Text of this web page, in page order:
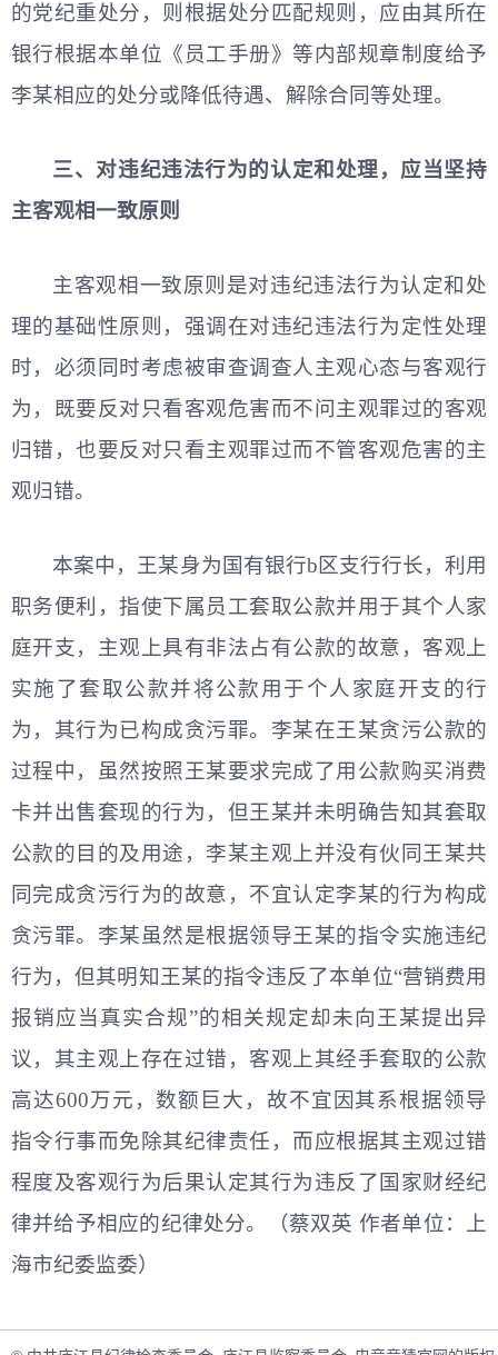
的党纪重处分，则根据处分匹配规则，应由其所在
银行根据本单位《员工手册》等内部规章制度给予
李某相应的处分或降低待遇、解除合同等处理。
三、对违纪违法行为的认定和处理，应当坚持
主客观相一致原则
主客观相一致原则是对违纪违法行为认定和处
理的基础性原则，强调在对违纪违法行为定性处理
时，必须同时考虑被审查调查人主观心态与客观行
为，既要反对只看客观危害而不问主观罪过的客观
归错，也要反对只看主观罪过而不管客观危害的主
观归错。
本案中，王某身为国有银行b区支行行长，利用
职务便利，指使下属员工套取公款并用于其个人家
庭开支，主观上具有非法占有公款的故意，客观上
实施了套取公款并将公款用于个人家庭开支的行
为，其行为已构成贪污罪。李某在王某贪污公款的
过程中，虽然按照王某要求完成了用公款购买消费
卡并出售套现的行为，但王某并未明确告知其套取
公款的目的及用途，李某主观上并没有伙同王某共
同完成贪污行为的故意，不宜认定李某的行为构成
贪污罪。李某虽然是根据领导王某的指令实施违纪
行为，但其明知王某的指令违反了本单位“营销费用
报销应当真实合规”的相关规定却未向王某提出异
议，其主观上存在过错，客观上其经手套取的公款
高达600万元，数额巨大，故不宜因其系根据领导
指令行事而免除其纪律责任，而应根据其主观过错
程度及客观行为后果认定其行为违反了国家财经纪
律并给予相应的纪律处分。（蔡双英 作者单位：上
海市纪委监委）